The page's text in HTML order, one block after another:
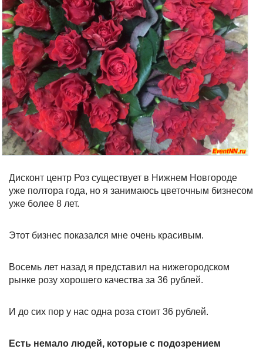
Дисконт центр Роз существует в Нижнем Новгороде
уже полтора года, но я занимаюсь цветочным бизнесом
уже более 8 лет.
Этот бизнес показался мне очень красивым.
Восемь лет назад я представил на нижегородском
рынке розу хорошего качества за 36 рублей.
И до сих пор у нас одна роза стоит 36 рублей.
Есть немало людей, которые с подозрением